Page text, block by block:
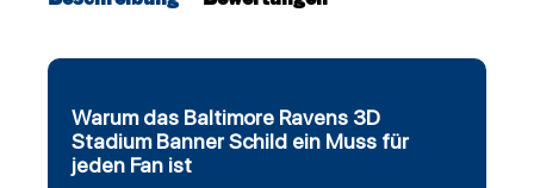
Warum das Baltimore Ravens 3D
Stadium Banner Schild ein Muss für
jeden Fan ist